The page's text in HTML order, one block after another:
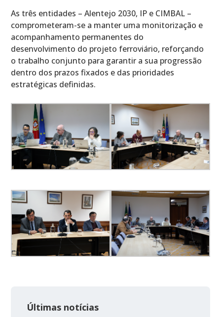
As três entidades – Alentejo 2030, IP e CIMBAL –
comprometeram-se a manter uma monitorização e
acompanhamento permanentes do
desenvolvimento do projeto ferroviário, reforçando
o trabalho conjunto para garantir a sua progressão
dentro dos prazos fixados e das prioridades
estratégicas definidas.
Últimas notícias